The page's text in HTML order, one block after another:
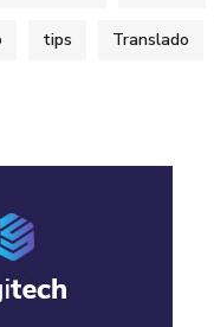
tips Translado